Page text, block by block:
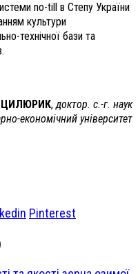
no-till в Степу України
культури
технічної бази та
ЦИЛЮРИК,доктор. с.-г. наук
економічний університет
Pinterest